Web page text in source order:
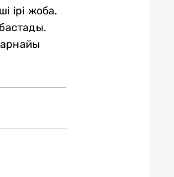
ірі жоба.
арнайы